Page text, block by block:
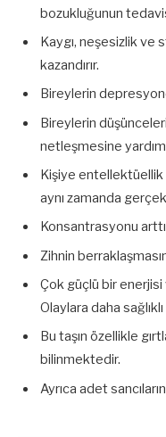
bozukluğunun
Kaygı, neşesizlik ve
kazandırır.
Bireylerin
Bireylerin
netleşmesine
Kişiye entellektüellik
aynı zamanda
Konsantrasyonu
Zihnin
Çok güçlü bir enerjisi
Olaylara daha sağlıklı
Bu taşın özellikle
bilinmektedir.
Ayrıca adet